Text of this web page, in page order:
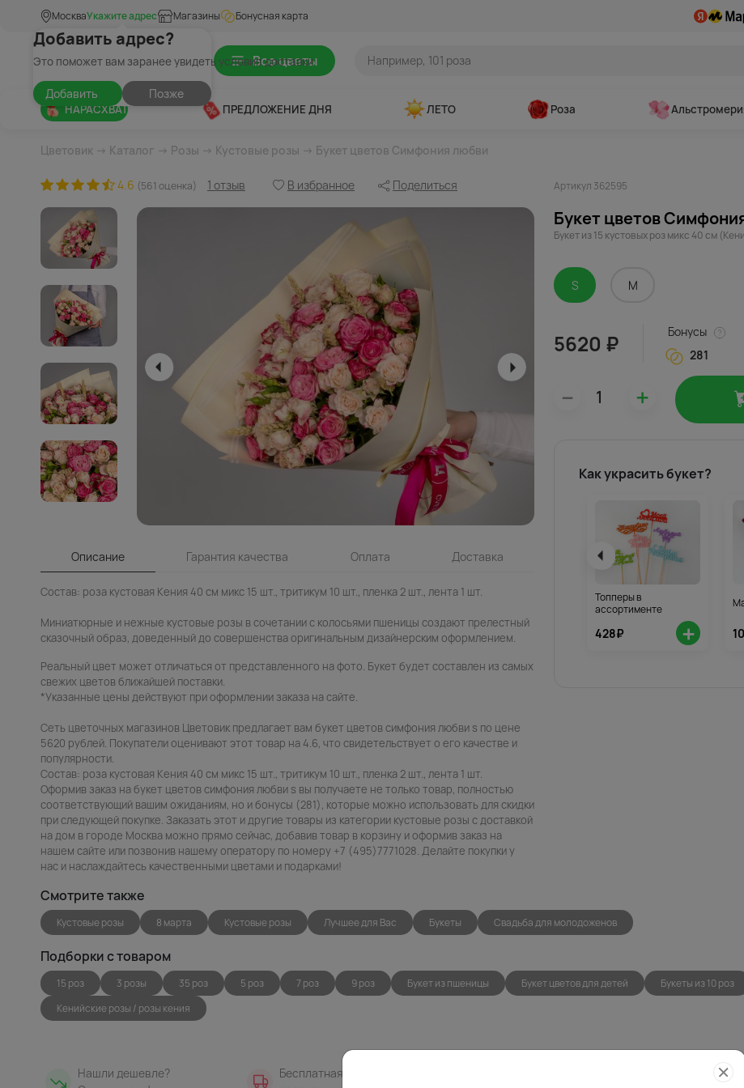
МоскваУкажите адрес
Добавить адрес?
Это поможет вам заранее увидеть условия доставки
Добавить Позже
Магазины Бонусная карта
Все цветы
НАРАСХВАТ ПРЕДЛОЖЕНИЕ ДНЯ ЛЕТО Роза
Цветовик → Каталог → Розы → Кустовые розы → Букет цветов Симфония любви
4.6 (561 оценка) 1 отзыв В избранное Поделиться Артикул 362595
Описание Гарантия качества Оплата Доставка
Состав: роза кустовая Кения 40 см микс 15 шт., тритикум 10 шт., пленка 2 шт., лента 1 шт.
Миниатюрные и нежные кустовые розы в сочетании с колосьями пшеницы создают прелестный
сказочный образ, доведенный до совершенства оригинальным дизайнерским оформлением.
Реальный цвет может отличаться от представленного на фото. Букет будет составлен из самых
свежих цветов ближайшей поставки.
*Указанные цены действуют при оформлении заказа на сайте.
Сеть цветочных магазинов Цветовик предлагает вам букет цветов симфония любви s по цене
5620 рублей. Покупатели оценивают этот товар на 4.6, что свидетельствует о его качестве и
популярности.
Состав: роза кустовая Кения 40 см микс 15 шт., тритикум 10 шт., пленка 2 шт., лента 1 шт.
Оформив заказ на букет цветов симфония любви s вы получаете не только товар, полностью
соответствующий вашим ожиданиям, но и бонусы (281), которые можно использовать для скидки
при следующей покупке. Заказать этот и другие товары из категории кустовые розы с доставкой
на дом в городе Москва можно прямо сейчас, добавив товар в корзину и оформив заказ на
нашем сайте или позвонив нашему оператору по номеру +7 (495)7771028. Делайте покупки у
нас и наслаждайтесь качественными цветами и подарками!
Букет цветов
Букет из 15 кустовых роз микс 40 см
S M
5620 ₽
Бонусы
281
– +
Как украсить букет?
Топперы в
ассортименте
428₽ +
Смотрите также
Кустовые розы 8 марта Кустовые розы Лучшее для Вас Букеты Свадьба для молодоженов
Подборки с товаром
15 роз 3 розы 35 роз 5 роз 7 роз 9 роз Букет из пшеницы Букет цветов для детей Букеты из 10 роз
Кенийские розы / розы кения
Нашли дешевле?
Бесплатная
Бесплатная